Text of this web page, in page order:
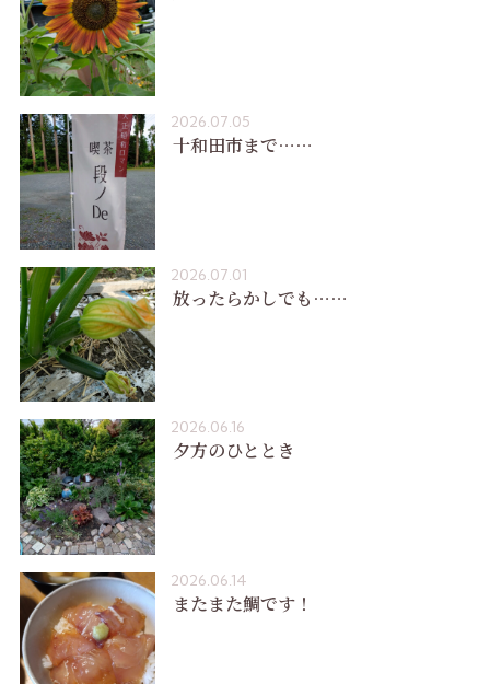
2026.07.05
十和田市まで……
2026.07.01
放ったらかしでも……
2026.06.16
夕方のひととき
2026.06.14
またまた鯛です！